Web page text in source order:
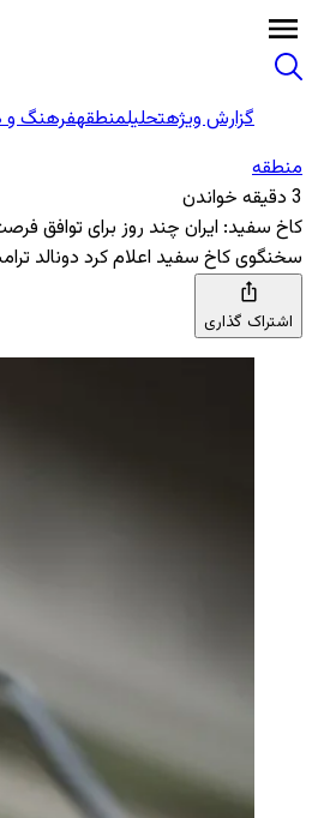
گزارش ویژهتحلیلمنطقهفرهنگ و
منطقه‌
3 دقیقه خواندن
کاخ سفید: ایران چند روز برای توافق
سخنگوی کاخ سفید اعلام کرد دونالد ترامپ خواهان دستیابی به توافق با ایران ظرف ۱۰ روز است و
اشتراک گذاری